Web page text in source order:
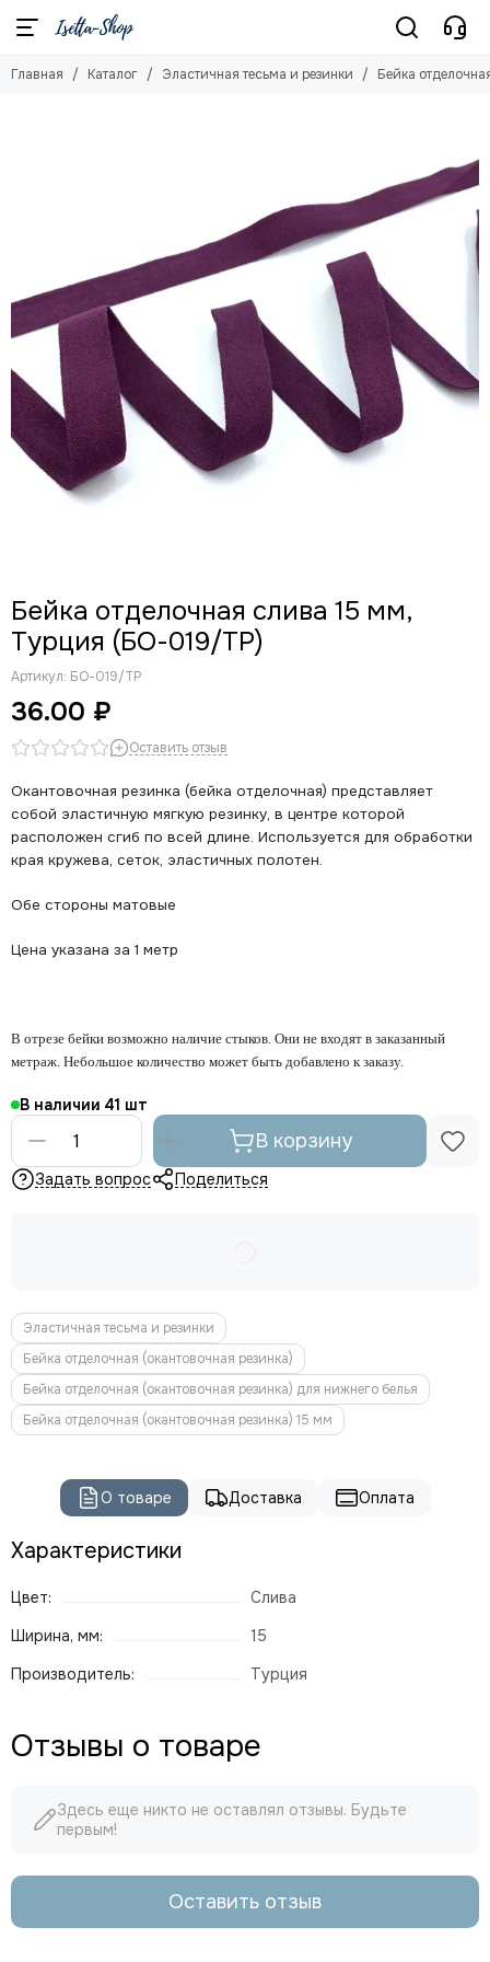
Эластичная тесьма и резинки
Главная Каталог Эластичная тесьма и резинки Бейка
Бейка отделочная слива 15 мм,
Турция (БО-019/ТР)
Артикул: БО-019/ТР
36.00 ₽
Оставить отзыв
Окантовочная резинка (бейка отделочная) представляет
собой эластичную мягкую резинку, в центре которой
расположен сгиб по всей длине. Используется для обработки
края кружева, сеток, эластичных полотен.
Обе стороны матовые
Цена указана за 1 метр
В отрезе бейки возможно наличие стыков. Они не входят в заказанный
метраж. Небольшое количество может быть добавлено к заказу.
В наличии 41
В корзину
Задать вопрос Поделиться
Эластичная тесьма и резинки
Бейка отделочная (окантовочная резинка)
Бейка отделочная (окантовочная резинка) для нижнего белья
Бейка отделочная (окантовочная резинка) 15 мм
О товаре Доставка Оплата
Характеристики
Цвет:
Слива
Ширина, мм:
15
Производитель:
Турция
Отзывы о товаре
Здесь еще никто не оставлял отзывы. Будьте
первым!
Оставить отзыв